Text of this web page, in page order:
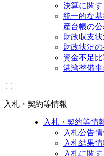
決算に関
統一的な
産台帳の
財政収支
財政状況の
資金不足比
港湾整備
入札・契約等情報
入札・契約等情
入札公告情
入札結果情
入札に関